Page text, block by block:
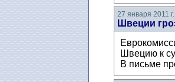
27 января 2011 г.
Швеции
Швецию к
В письме